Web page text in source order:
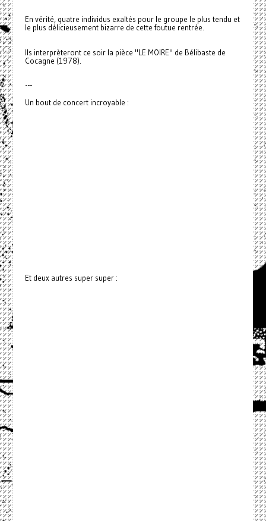
En vérité, quatre individus exaltés pour le groupe le plus tendu et
le plus délicieusement bizarre de cette foutue rentrée.
Ils interprèteront ce soir la pièce "LE MOIRE" de Bélibaste de
Cocagne (1978).
---
Un bout de concert incroyable :
Et deux autres super super :